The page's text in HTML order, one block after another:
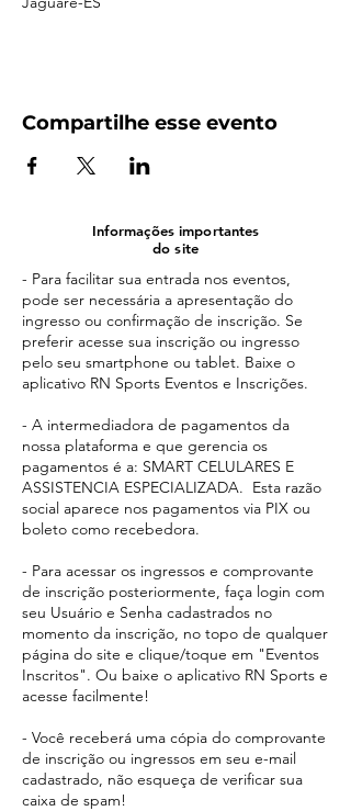
Compartilhe esse evento
Informações importantes
do site
- Para facilitar sua entrada nos eventos,
pode ser necessária a apresentação do
ingresso ou confirmação de inscrição. Se
preferir acesse sua inscrição ou ingresso
pelo seu smartphone ou tablet. Baixe o
aplicativo RN Sports Eventos e Inscrições.
- A intermediadora de pagamentos da
nossa plataforma e que gerencia os
pagamentos é a: SMART CELULARES E
ASSISTENCIA ESPECIALIZADA. Esta razão
social aparece nos pagamentos via PIX ou
boleto como recebedora.​
- Para acessar os ingressos e comprovante
de inscrição posteriormente, faça login com
seu Usuário e Senha cadastrados no
momento da inscrição, no topo de qualquer
página do site e clique/toque em "Eventos
Inscritos". Ou baixe o aplicativo RN Sports e
acesse facilmente!
- Você receberá uma cópia do comprovante
de inscrição ou ingressos em seu e-mail
cadastrado, não esqueça de verificar sua
caixa de spam!